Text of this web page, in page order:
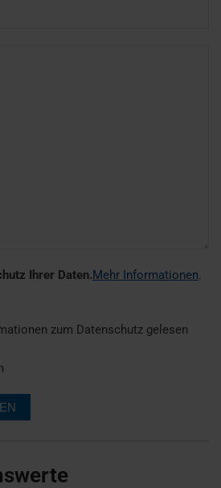
Ihrer Daten.Mehr Informationen.
zum Datenschutz gelesen